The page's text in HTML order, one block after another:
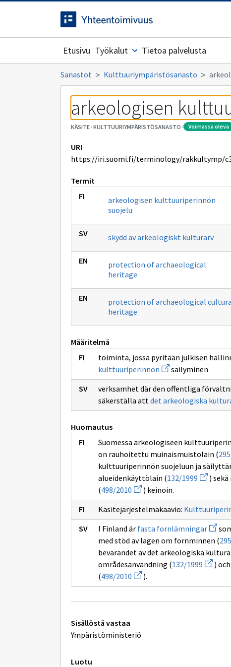
Siirrytty
Etusivu Työkalut Tietoa palvelusta
Sanastot Kulttuuriympäristösanasto
arkeologisen
KÄSITE· KULTTUURIYMPÄRISTÖSANASTO · voimassa oleva
URI
https://iri.suomi.fi/terminology/rakkultymp/
Termit
arkeologisen kulttuuriperinnön
suojelu
skydd av arkeologiskt kulturarv
protection of archaeological
heritage
protection of archaeological
heritage
Määritelmä
toiminta, jossa pyritään julkisen
kulttuuriperinnön Avaa
uuden
ikkunan
sivulle
arkeologisen
kulttuuriperinnön
säilyminen
verksamhet där den offentliga
säkerställa attdet arkeologiska
Huomautus
Suomessa arkeologiseen
on rauhoitettu muinaismuistolain (
kulttuuriperinnön suojeluun ja
alueidenkäyttölain (132/1999 Avaa
uuden
sivulle
132/1999
)
(498/2010 Avaa
uuden
ikkunan
sivulle
498/2010
) keinoin.
Käsitejärjestelmäkaavio:
I Finland är fasta fornlämningarAvaa
uuden
sivulle
fasta
med stöd av lagen om fornminnen (
bevarandet av det arkeologiska
områdesanvändning (132/1999 Avaa
uuden
sivulle
)
(498/2010 Avaa
uuden
ikkunan
).
Tekniset
lisätiedot
Sisällöstä vastaa
Ympäristöministeriö
Luotu